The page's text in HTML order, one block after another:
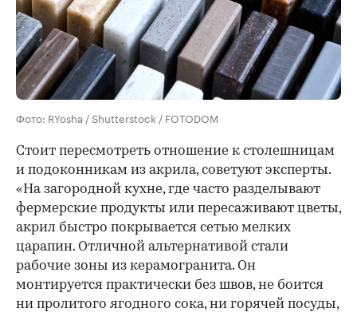
Фото: RYosha / Shutterstock / FOTODOM
Стоит пересмотреть отношение к столешницам
и подоконникам из акрила, советуют эксперты.
«На загородной кухне, где часто разделывают
фермерские продукты или пересаживают цветы,
акрил быстро покрывается сетью мелких
царапин. Отличной альтернативой стали
рабочие зоны из керамогранита. Он
монтируется практически без швов, не боится
ни пролитого ягодного сока, ни горячей посуды,